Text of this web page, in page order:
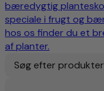
Søg efter produkter